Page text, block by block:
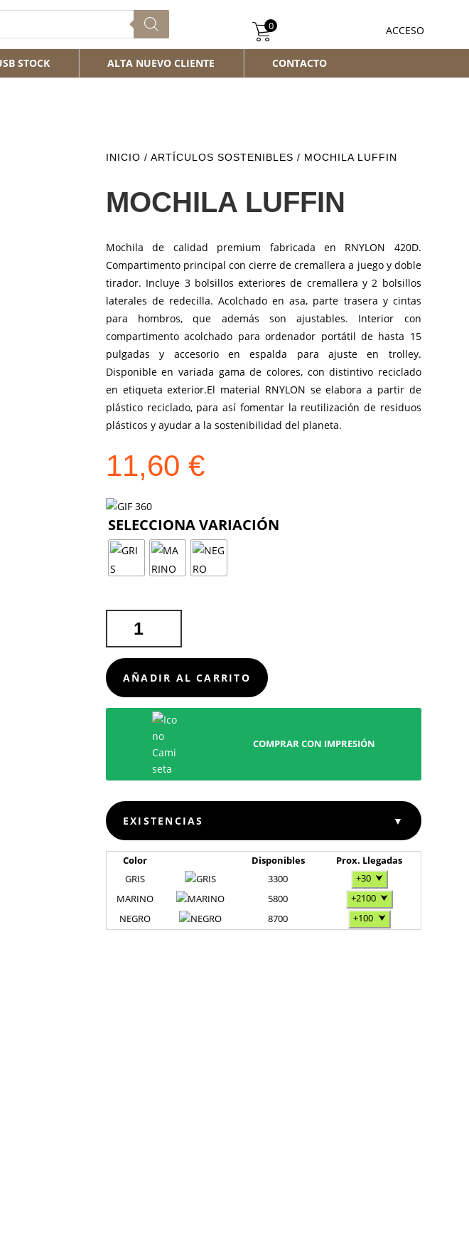
ACCESO
0
STOCK ALTA NUEVO CLIENTE CONTACTO
INICIO / ARTÍCULOS SOSTENIBLES / MOCHILA LUFFIN
MOCHILA LUFFIN
Mochila de calidad premium fabricada en RNYLON 420D.
Compartimento principal con cierre de cremallera a juego y doble
tirador. Incluye 3 bolsillos exteriores de cremallera y 2 bolsillos
laterales de redecilla. Acolchado en asa, parte trasera y cintas
para hombros, que además son ajustables. Interior con
compartimento acolchado para ordenador portátil de hasta 15
pulgadas y accesorio en espalda para ajuste en trolley.
Disponible en variada gama de colores, con distintivo reciclado
en etiqueta exterior.El material RNYLON se elabora a partir de
plástico reciclado, para así fomentar la reutilización de residuos
plásticos y ayudar a la sostenibilidad del planeta.
11,60 €
LUFFIN
CANTIDAD
AÑADIR AL CARRITO
COMPRAR CON IMPRESIÓN
EXISTENCIAS ▼
Color Disponibles
Prox. Llegadas
GRIS
3300 +30 ⮟
MARINO
5800 +2100 ⮟
NEGRO
8700 +100 ⮟